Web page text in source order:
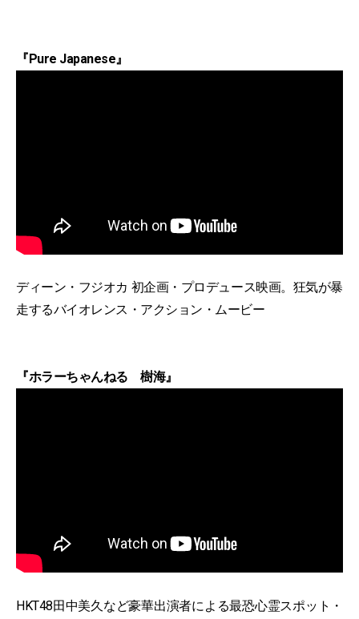
『Pure Japanese』
ディーン・フジオカ 初企画・プロデュース映画。狂気が暴
走するバイオレンス・アクション・ムービー
『ホラーちゃんねる 樹海』
HKT48田中美久など豪華出演者による最恐心霊スポット・